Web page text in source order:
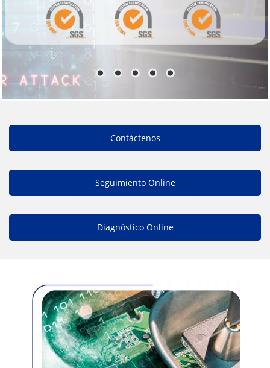
Contáctenos
Seguimiento Online
Diagnóstico Online